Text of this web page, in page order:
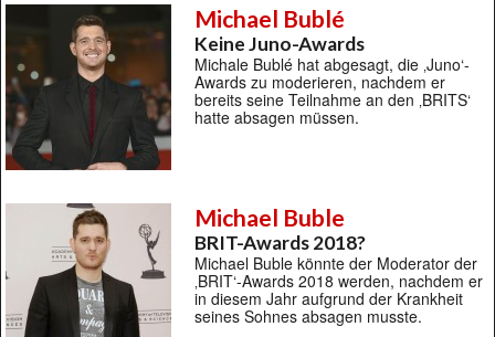
Michael Bublé
Keine Juno-Awards
Michale Bublé hat abgesagt, die ‚Juno‘-
Awards zu moderieren, nachdem er
bereits seine Teilnahme an den ‚BRITS‘
hatte absagen müssen.
Michael Buble
BRIT-Awards 2018?
Michael Buble könnte der Moderator der
‚BRIT‘-Awards 2018 werden, nachdem er
in diesem Jahr aufgrund der Krankheit
seines Sohnes absagen musste.